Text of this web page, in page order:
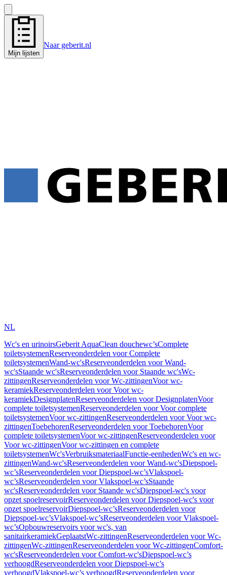
Mijn lijsten
Naar geberit.nl
NL
Wc's en urinoirsGeberit AquaClean douchewc’sComplete
toiletsystemenReserveonderdelen voor Complete
toiletsystemenWand-wc'sReserveonderdelen voor Wand-
wc'sStaande wc'sReserveonderdelen voor Staande wc'sWc-
zittingenReserveonderdelen voor Wc-zittingenVoor wc-
keramiekReserveonderdelen voor Voor wc-
keramiekDesignplatenReserveonderdelen voor DesignplatenVoor
complete toiletsystemenReserveonderdelen voor Voor complete
toiletsystemenVoor wc-zittingenReserveonderdelen voor Voor wc-
zittingenToebehorenReserveonderdelen voor ToebehorenVoor
complete toiletsystemenVoor wc-zittingenReserveonderdelen voor
Voor wc-zittingenVoor wc-zittingen en complete
toiletsystemenWc'sVerbruiksmateriaalFunctie-eenhedenWc's en wc-
zittingenWand-wc'sReserveonderdelen voor Wand-wc'sDiepspoel-
wc’sReserveonderdelen voor Diepspoel-wc’sVlakspoel-
wc’sReserveonderdelen voor Vlakspoel-wc’sStaande
wc'sReserveonderdelen voor Staande wc'sDiepspoel-wc's voor
opzet spoelreservoirReserveonderdelen voor Diepspoel-wc's voor
opzet spoelreservoirDiepspoel-wc’sReserveonderdelen voor
Diepspoel-wc’sVlakspoel-wc’sReserveonderdelen voor Vlakspoel-
wc’sOpbouwreservoirs voor wc's, van
sanitairkeramiekGeplaatstWc-zittingenReserveonderdelen voor Wc-
zittingenWc-zittingenReserveonderdelen voor Wc-zittingenComfort-
wc'sReserveonderdelen voor Comfort-wc'sDiepspoel-wc’s
verhoogdReserveonderdelen voor Diepspoel-wc’s
verhoogdVlakspoel-wc’s verhoogdReserveonderdelen voor